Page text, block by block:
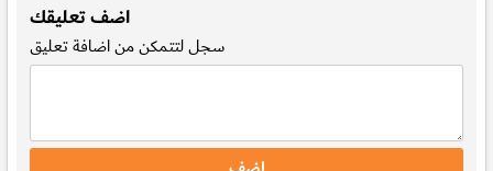
اضف تعليقك
سجللتتمكن من اضافة تعليق